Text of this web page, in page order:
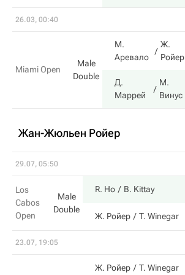
26.03, 00:40
Miami Open
Male
Double
М.
Аревало
Ж.
Ройер
Д.
Маррей
М.
Винус
Жан-Жюльен Ройер
29.07, 05:50
Los
Cabos
Open
Male
Double
R. Ho B. Kittay
Ж. Ройер T. Winegar
23.07, 19:05
Ж. Ройер T. Winegar